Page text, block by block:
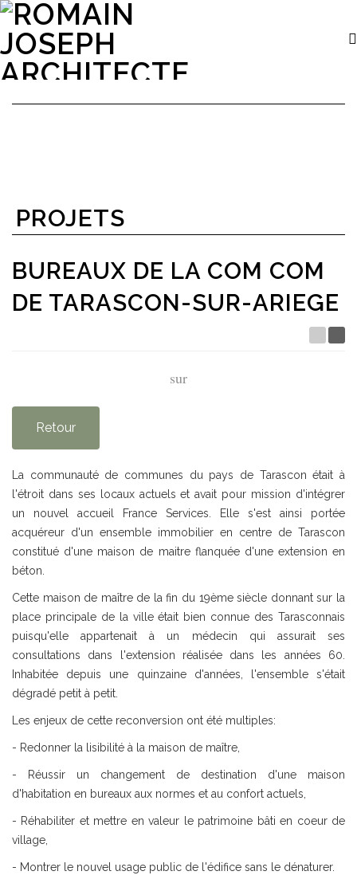
PROJETS
BUREAUX DE LA COM COM
DE TARASCON-SUR-ARIEGE
sur
Retour
La communauté de communes du pays de Tarascon était à
l'étroit dans ses locaux actuels et avait pour mission d'intégrer
un nouvel accueil France Services. Elle s'est ainsi portée
acquéreur d'un ensemble immobilier en centre de Tarascon
constitué d'une maison de maitre flanquée d'une extension en
béton.
Cette maison de maître de la fin du 19ème siècle donnant sur la
place principale de la ville était bien connue des Tarasconnais
puisqu'elle appartenait à un médecin qui assurait ses
consultations dans l'extension réalisée dans les années 60.
Inhabitée depuis une quinzaine d'années, l'ensemble s'était
dégradé petit à petit.
Les enjeux de cette reconversion ont été multiples:
- Redonner la lisibilité à la maison de maître,
- Réussir un changement de destination d'une maison
d'habitation en bureaux aux normes et au confort actuels,
- Réhabiliter et mettre en valeur le patrimoine bâti en coeur de
village,
- Montrer le nouvel usage public de l'édifice sans le dénaturer.